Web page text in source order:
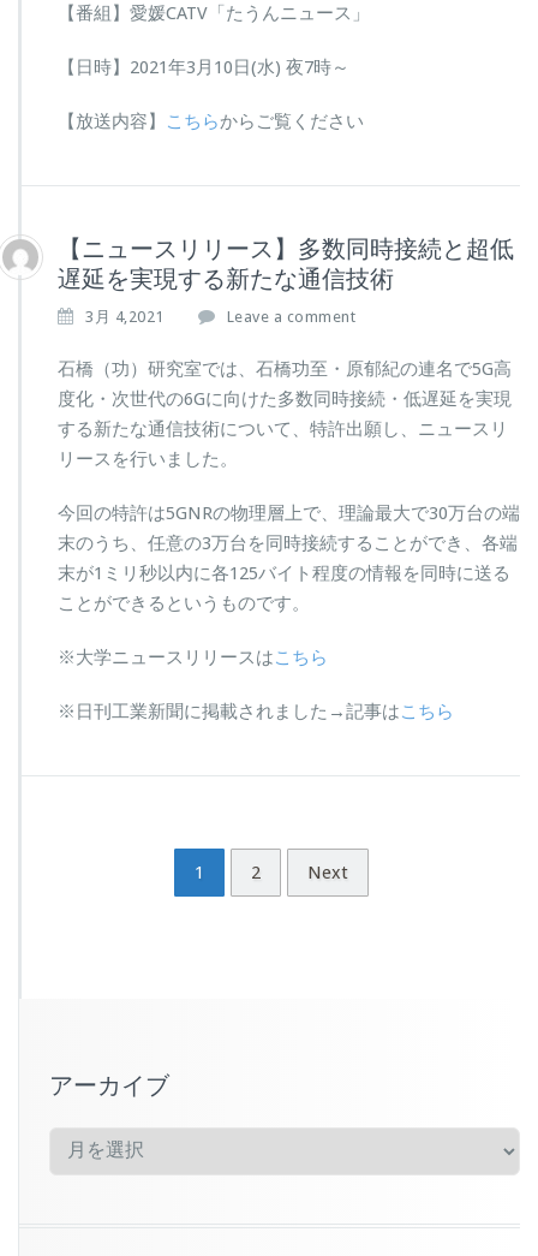
【番組】愛媛CATV「たうんニュース」
【日時】2021年3月10日(水) 夜7時～
【放送内容】 こちらからご覧ください
【ニュースリリース】多数同時接続と超低
遅延を実現する新たな通信技術
3月 4,2021 Leave a comment
石橋（功）研究室では、石橋功至・原郁紀の連名で5G高
度化・次世代の6Gに向けた多数同時接続・低遅延を実現
する新たな通信技術について、特許出願し、ニュースリ
リースを行いました。
今回の特許は5GNRの物理層上で、理論最大で30万台の端
末のうち、任意の3万台を同時接続することができ、各端
末が1ミリ秒以内に各125バイト程度の情報を同時に送る
ことができるというものです。
※大学ニュースリリースはこちら
※日刊工業新聞に掲載されました→記事はこちら
1 2 Next
アーカイブ
ー